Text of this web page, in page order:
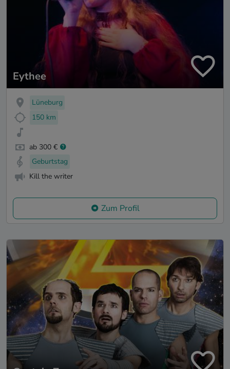
Eythee
Lüneburg
150 km
ab 300 €
Geburtstag
Kill the writer
Zum Profil